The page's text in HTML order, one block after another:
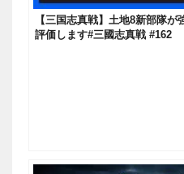
【三国志真戦】土地8新部隊
評価します#三國志真戦 #162